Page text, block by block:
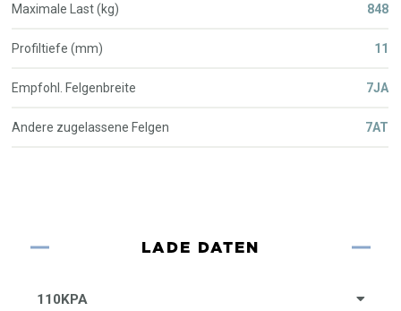
Maximale Last (kg) 848
Profiltiefe (mm) 11
Empfohl. Felgenbreite 7JA
Andere zugelassene Felgen 7AT
LADE DATEN
110KPA